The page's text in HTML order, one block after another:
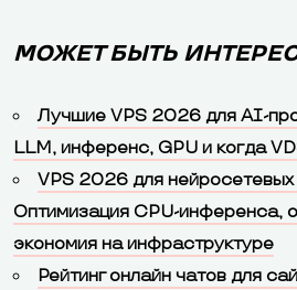
МОЖЕТ БЫТЬ
Лучшие VPS 2026 для AI-
LLM, инференс, GPU и когда
VPS 2026 для
Оптимизация CPU-инференса,
экономия на инфраструктуре
Рейтинг онлайн чатов для